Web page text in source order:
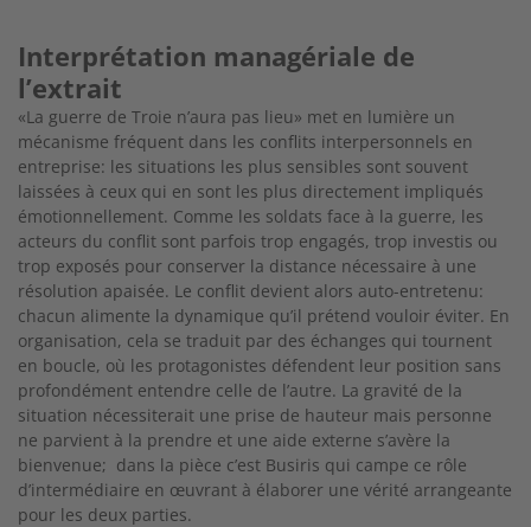
Interprétation managériale de
l’extrait
«La guerre de Troie n’aura pas lieu» met en lumière un
mécanisme fréquent dans les conflits interpersonnels en
entreprise: les situations les plus sensibles sont souvent
laissées à ceux qui en sont les plus directement impliqués
émotionnellement. Comme les soldats face à la guerre, les
acteurs du conflit sont parfois trop engagés, trop investis ou
trop exposés pour conserver la distance nécessaire à une
résolution apaisée. Le conflit devient alors auto-entretenu:
chacun alimente la dynamique qu’il prétend vouloir éviter. En
organisation, cela se traduit par des échanges qui tournent
en boucle, où les protagonistes défendent leur position sans
profondément entendre celle de l’autre. La gravité de la
situation nécessiterait une prise de hauteur mais personne
ne parvient à la prendre et une aide externe s’avère la
bienvenue; dans la pièce c’est Busiris qui campe ce rôle
d’intermédiaire en œuvrant à élaborer une vérité arrangeante
pour les deux parties.